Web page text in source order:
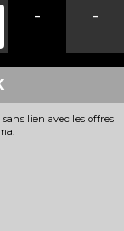
- -
lien avec les offres